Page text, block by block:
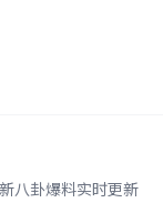
八卦爆料实时更新